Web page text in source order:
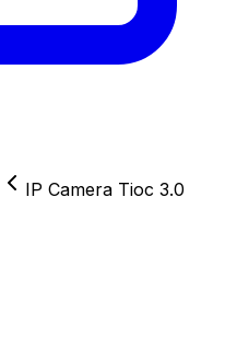
IP Camera Tioc 3.0